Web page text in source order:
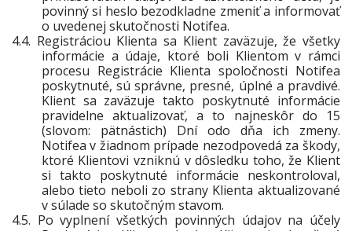
povinný si heslo bezodkladne zmeniť a informovať
o uvedenej skutočnosti Notifea.
4.4. Registráciou Klienta sa Klient zaväzuje, že všetky
informácie a údaje, ktoré boli Klientom v rámci
procesu Registrácie Klienta spoločnosti Notifea
poskytnuté, sú správne, presné, úplné a pravdivé.
Klient sa zaväzuje takto poskytnuté informácie
pravidelne aktualizovať, a to najneskôr do 15
(slovom: pätnástich) Dní odo dňa ich zmeny.
Notifea v žiadnom prípade nezodpovedá za škody,
ktoré Klientovi vzniknú v dôsledku toho, že Klient
si takto poskytnuté informácie neskontroloval,
alebo tieto neboli zo strany Klienta aktualizované
v súlade so skutočným stavom.
4.5. Po vyplnení všetkých povinných údajov na účely